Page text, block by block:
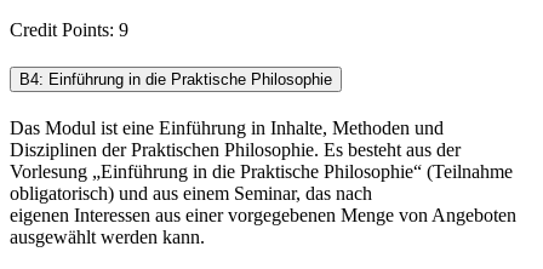
Credit Points: 9
B4: Einführung in die Praktische Philosophie
Das Modul ist eine Einführung in Inhalte, Methoden und
Disziplinen der Praktischen Philosophie. Es besteht aus der
Vorlesung „Einführung in die Praktische Philosophie“ (Teilnahme
obligatorisch) und aus einem Seminar, das nach
eigenen Interessen aus einer vorgegebenen Menge von Angeboten
ausgewählt werden kann.